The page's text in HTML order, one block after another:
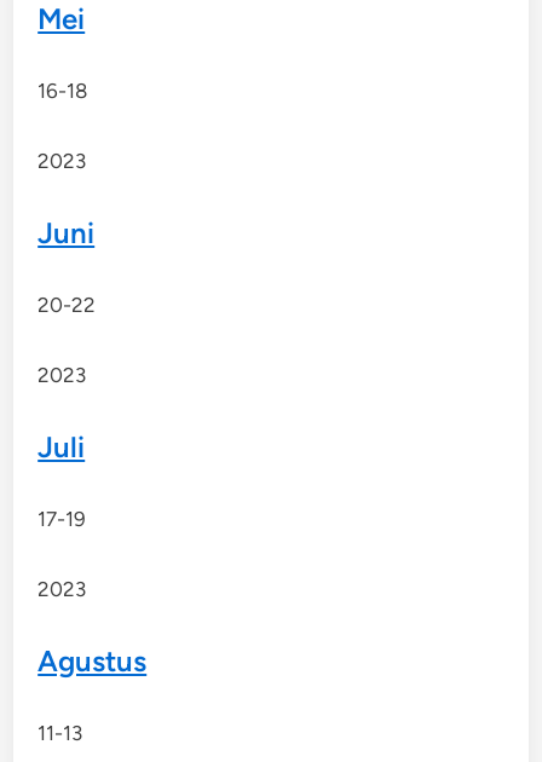
Mei
16-18
2023
Juni
20-22
2023
Juli
17-19
2023
Agustus
11-13